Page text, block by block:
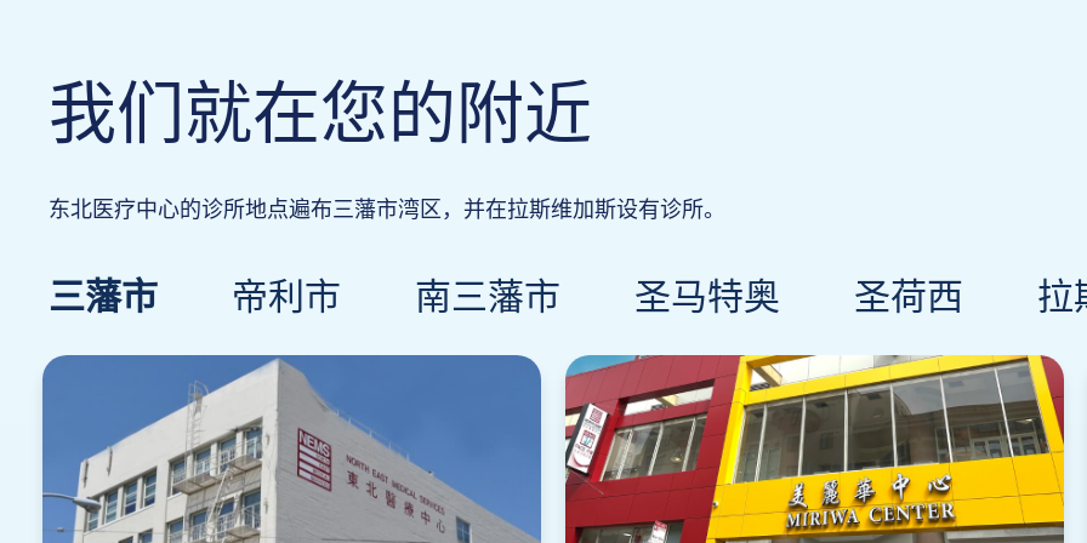
我们就在您的附近
东北医疗中心的诊所地点遍布三藩市湾区，并在拉斯维加斯设有诊所。
三藩市 帝利市 南三藩市 圣马特奥 圣荷西 拉